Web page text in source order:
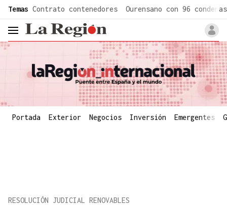
Temas Contrato contenedores Ourensano con 96 condenas
header.menu.open
Portada Exterior Negocios Inversión Emergentes
RESOLUCIÓN JUDICIAL RENOVABLES